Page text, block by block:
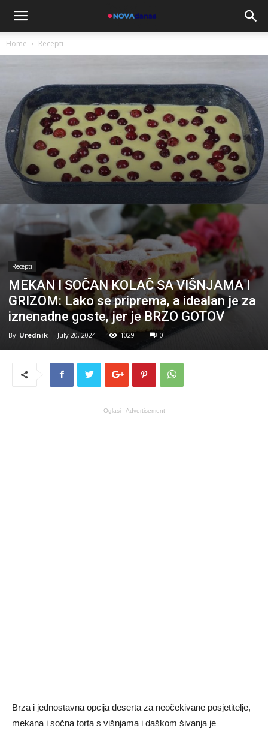
Home Recepti
Recepti
MEKAN I SOČAN KOLAČ SA VIŠNJAMA I
GRIZOM: Lako se priprema, a idealan je za
iznenadne goste, jer je BRZO GOTOV
By Urednik - July 20, 2024 1029 0
Oglasi - Advertisement
Brza i jednostavna opcija deserta za neočekivane posjetitelje,
mekana i sočna torta s višnjama i daškom šivanja je